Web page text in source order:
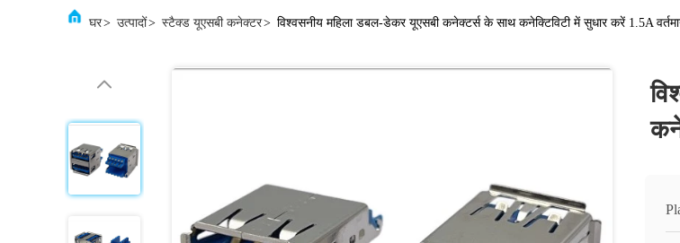
घर> उत्पादों> स्टैक्ड यूएसबी कनेक्टर> विश्वसनीय महिला डबल-डेकर यूएसबी कनेक्टर्स के साथ कनेक्टिविटी में सुधार करें 1.5A